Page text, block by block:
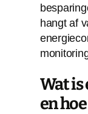
hangt af
Wat
en